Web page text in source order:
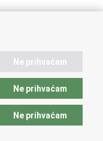
Ne prihvaćam
Ne prihvaćam
Ne prihvaćam